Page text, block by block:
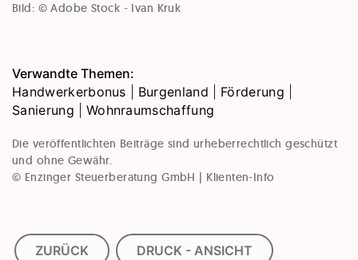
Bild: © Adobe Stock - Ivan Kruk
Verwandte Themen:
Handwerkerbonus
Burgenland Förderung
Sanierung
Wohnraumschaffung
Die veröffentlichten Beiträge sind urheberrechtlich geschützt
und ohne Gewähr.
© Enzinger Steuerberatung GmbH | Klienten-Info
ZURÜCK DRUCK - ANSICHT